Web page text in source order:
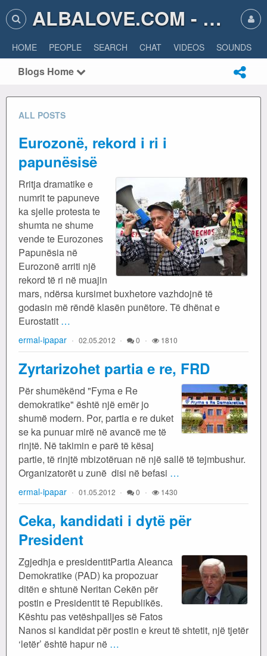
ALBALOVE.COM - ALBA LOVE
HOME PEOPLE SEARCH CHAT VIDEOS SOUNDS
Blogs Home
ALL POSTS
Eurozonë, rekord i ri i
papunësisë
Rritja dramatike e
numrit te papuneve
ka sjelle protesta te
shumta ne shume
vende te Eurozones
Papunësia në
Eurozonë arriti një
rekord të ri në muajin
mars, ndërsa kursimet buxhetore vazhdojnë të
godasin më rëndë klasën punëtore. Të dhënat e
Eurostatit …
ermal-ipapar 02.05.2012 0 1810
Zyrtarizohet partia e re, FRD
Për shumëkënd "Fyma e Re
demokratike" është një emër jo
shumë modern. Por, partia e re duket
se ka punuar mirë në avancë me të
rinjtë. Në takimin e parë të kësaj
partie, të rinjtë mbizotëruan në një sallë të tejmbushur.
Organizatorët u zunë disi në befasi …
ermal-ipapar 01.05.2012 0 1430
Ceka, kandidati i dytë për
President
Zgjedhja e presidentitPartia Aleanca
Demokratike (PAD) ka propozuar
ditën e shtunë Neritan Cekën për
postin e Presidentit të Republikës.
Kështu pas vetëshpalljes së Fatos
Nanos si kandidat për postin e kreut të shtetit, një tjetër
‘letër’ është hapur në …